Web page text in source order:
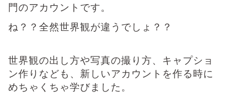
門のアカウントです。
ね？？全然世界観が違うでしょ？？
世界観の出し方や写真の撮り方、キャプショ
ン作りなども、新しいアカウントを作る時に
めちゃくちゃ学びました。